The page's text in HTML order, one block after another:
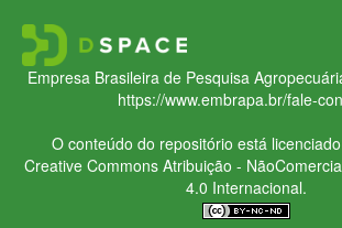
Empresa Brasileira de Pesquisa
https://www.embrapa.br/fale-
O conteúdo do repositório está
Creative CommonsAtribuição -
4.0 Internacional.